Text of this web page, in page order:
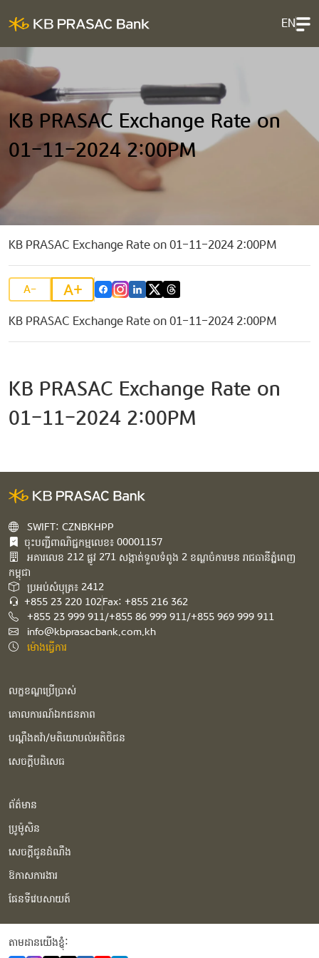
EN
KB PRASAC Exchange Rate on
01-11-2024 2:00PM
KB PRASAC Exchange Rate on 01-11-2024 2:00PM
A- A+
KB PRASAC Exchange Rate on 01-11-2024 2:00PM
KB PRASAC Exchange Rate on
01-11-2024 2:00PM
SWIFT: CZNBKHPP
ចុះបញ្ជីពាណិជ្ជកម្មលេខ៖ 00001157
អគារ​លេខ​ 212 ផ្លូវ 271 សង្កាត់ទួលទំពូង 2 ខណ្ឌចំការមន រាជធានីភ្នំពេញ
កម្ពុជា​
ប្រអប់សំបុត្រ៖ 2412
+855 23 220 102Fax: +855 216 362
+855 23 999 911/+855 86 999 911/+855 969 999 911
info@kbprasacbank.com.kh
ម៉ោងធ្វើការ
លក្ខខណ្ឌប្រើប្រាស់
គោលការណ៍ឯកជនភាព
បណ្ដឹងតវ៉ា/មតិយោបល់អតិថិជន
សេចក្ដីបដិសេធ
ព័ត៌មាន
ប្រូម៉ូសិន
សេចក្ដីជូនដំណឹង
ឱកាសការងារ
ផែនទីវេបសាយត៍
តាមដានយើងខ្ញុំំ: